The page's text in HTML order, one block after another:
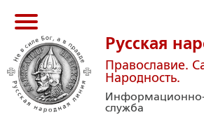
Русская
Православие.
Народность.
Информационно-
служба